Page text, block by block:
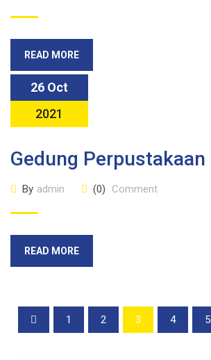
READ MORE
26 Oct
2021
Gedung Perpustakaan
By admin (0) Comment
READ MORE
1 2 3 4 5